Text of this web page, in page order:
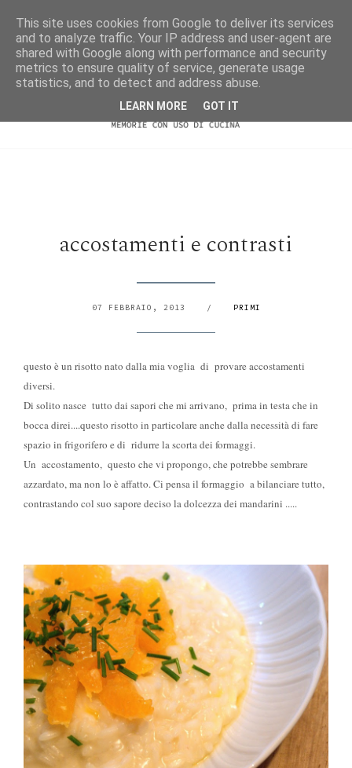
accostamenti e contrasti
07 FEBBRAIO, 2013 / PRIMI
questo è un risotto nato dalla mia voglia di provare accostamenti
diversi.
Di solito nasce tutto dai sapori che mi arrivano, prima in testa che in
bocca direi....questo risotto in particolare anche dalla necessità di fare
spazio in frigorifero e di ridurre la scorta dei formaggi.
Un accostamento, questo che vi propongo, che potrebbe sembrare
azzardato, ma non lo è affatto. Ci pensa il formaggio a bilanciare tutto,
contrastando col suo sapore deciso la dolcezza dei mandarini .....
This site uses cookies from Google to deliver its services
and to analyze traffic. Your IP address and user-agent are
shared with Google along with performance and security
metrics to ensure quality of service, generate usage
statistics, and to detect and address abuse.
LEARN MORE GOT IT